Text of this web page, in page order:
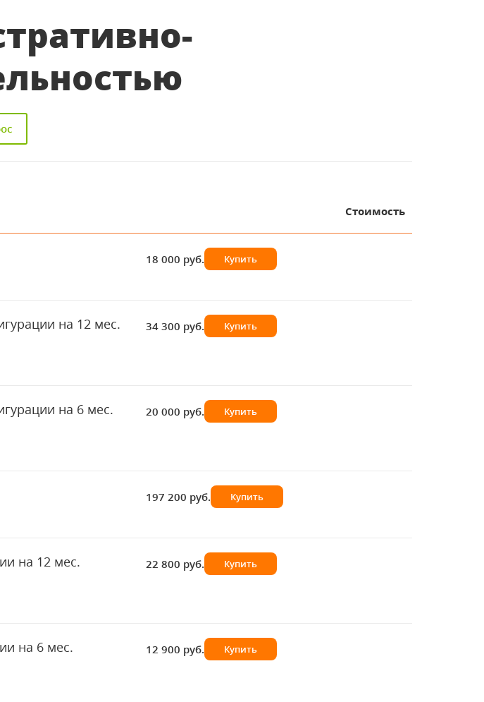
Стоимость
18 000 руб. Купить
на 12 мес.
34 300 руб. Купить
на 6 мес.
20 000 руб. Купить
197 200 руб. Купить
на 12 мес.
22 800 руб. Купить
на 6 мес.
12 900 руб. Купить